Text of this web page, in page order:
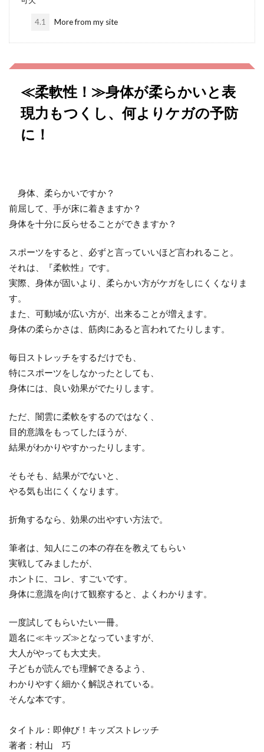
4.1 More from my site
≪柔軟性！≫身体が柔らかいと表
現力もつくし、何よりケガの予防
に！
身体、柔らかいですか？
前屈して、手が床に着きますか？
身体を十分に反らせることができますか？
スポーツをすると、必ずと言っていいほど言われること。
それは、『柔軟性』です。
実際、身体が固いより、柔らかい方がケガをしにくくなりま
す。
また、可動域が広い方が、出来ることが増えます。
身体の柔らかさは、筋肉にあると言われてたりします。
毎日ストレッチをするだけでも、
特にスポーツをしなかったとしても、
身体には、良い効果がでたりします。
ただ、闇雲に柔軟をするのではなく、
目的意識をもってしたほうが、
結果がわかりやすかったりします。
そもそも、結果がでないと、
やる気も出にくくなります。
折角するなら、効果の出やすい方法で。
筆者は、知人にこの本の存在を教えてもらい
実戦してみましたが、
ホントに、コレ、すごいです。
身体に意識を向けて観察すると、よくわかります。
一度試してもらいたい一冊。
題名に≪キッズ≫となっていますが、
大人がやっても大丈夫。
子どもが読んでも理解できるよう、
わかりやすく細かく解説されている。
そんな本です。
タイトル：即伸び！キッズストレッチ
著者：村山 巧